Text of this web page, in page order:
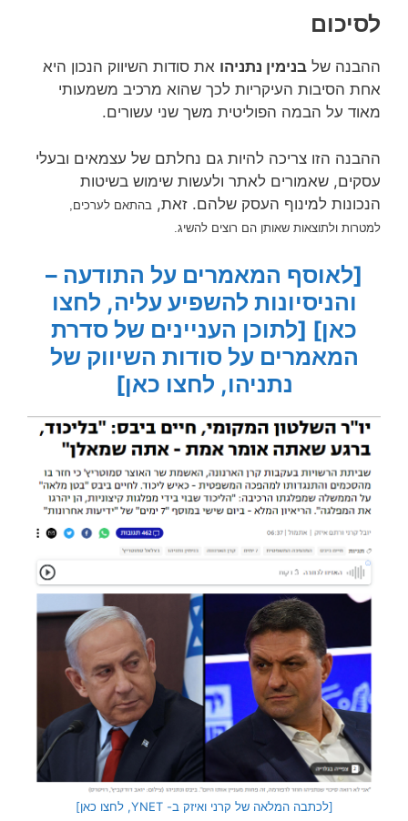
לסיכום
ההבנה של בנימין נתניהו את סודות השיווק הנכון היא
אחת הסיבות העיקריות לכך שהוא מרכיב משמעותי
מאוד על הבמה הפוליטית משך שני עשורים.
ההבנה הזו צריכה להיות גם נחלתם של עצמאים ובעלי
עסקים, שאמורים לאתר ולעשות שימוש בשיטות
הנכונות למינוף העסק שלהם. זאת, בהתאם לערכים,
למטרות ולתוצאות שאותן הם רוצים להשיג.
[לאוסף המאמרים על התודעה –
והניסיונות להשפיע עליה, לחצו
כאן] [לתוכן העניינים של סדרת
המאמרים על סודות השיווק של
נתניהו, לחצו כאן]
[לכתבה המלאה של קרני ואיזק ב- YNET, לחצו כאן]